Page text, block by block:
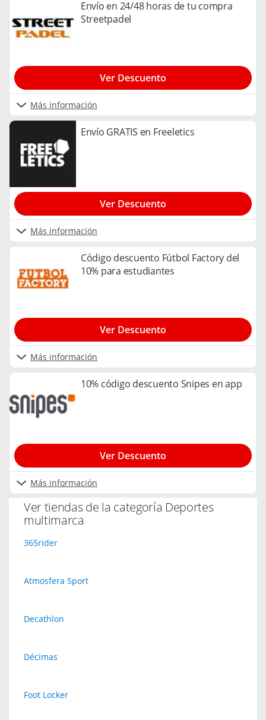
Envío en 24/48 horas de tu compra
Streetpadel
Más información
Ver Descuento
Envío GRATIS en Freeletics
Más información
Ver Descuento
Código descuento Fútbol Factory del
10% para estudiantes
Más información
Ver Descuento
10% código descuento Snipes en app
Más información
Ver Descuento
Ver tiendas de la categoría Deportes
multimarca
365rider
Atmosfera Sport
Decathlon
Décimas
Foot Locker